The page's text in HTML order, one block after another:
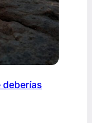
deberías